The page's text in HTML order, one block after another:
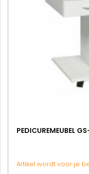
PEDICUREMEUBEL
Artikel wordt voor je